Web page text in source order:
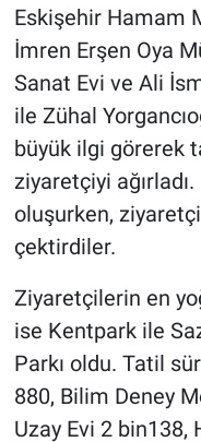
Eskişehir Hamam
İmren Erşen Oya
Sanat Evi ve Ali
ile Zühal
büyük ilgi görerek
ziyaretçiyi
oluşurken,
çektirdiler.
Ziyaretçilerin en
ise Kentpark ile
Parkı oldu. Tatil
880, Bilim Deney
Uzay Evi 2 bin138,